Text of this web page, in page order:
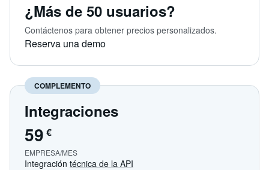
¿Más de 50 usuarios?
Contáctenos para obtener precios personalizados.
Reserva una demo
COMPLEMENTO
Integraciones
59 €
EMPRESA/MES
Integración técnica de la API